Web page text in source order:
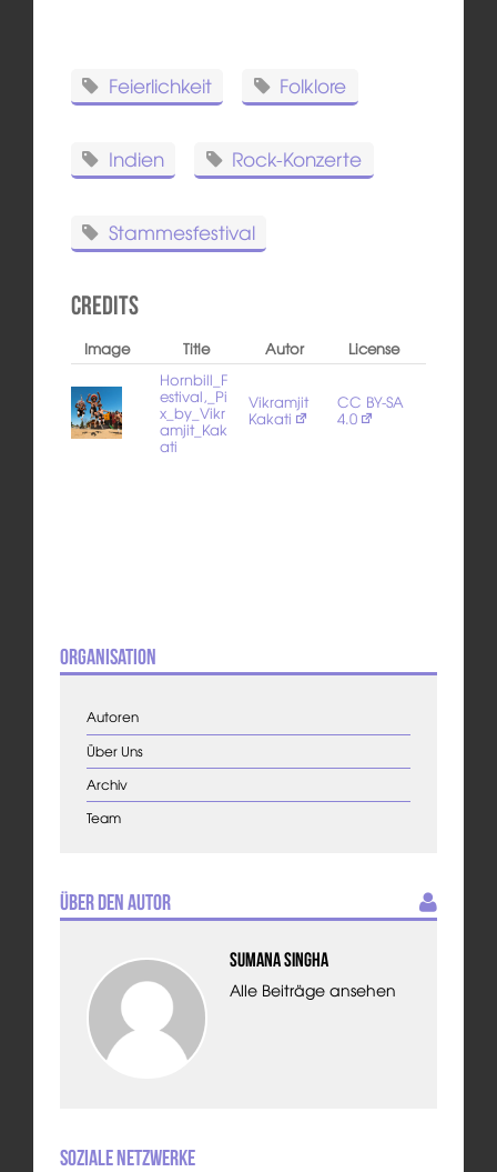
Feierlichkeit Folklore
Indien Rock-Konzerte
Stammesfestival
Credits
Image Title Autor
License
Hornbill_F
estival,_Pi
x_by_Vikr
amjit_Kak
ati
Vikramjit
Kakati
CC BY-SA
4.0
Organisation
Autoren
Über Uns
Archiv
Team
Über den Autor
Sumana Singha
Alle Beiträge ansehen
Soziale Netzwerke